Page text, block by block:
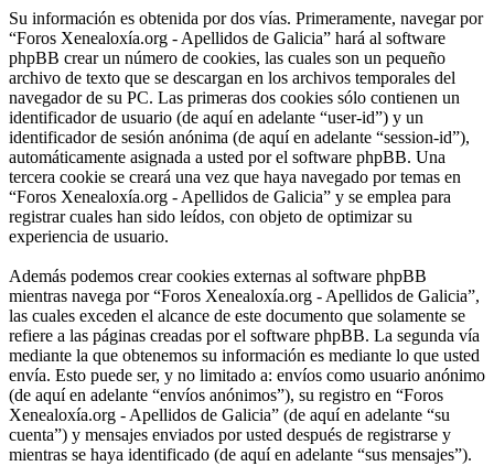
Su información es obtenida por dos vías. Primeramente, navegar por
“Foros Xenealoxía.org - Apellidos de Galicia” hará al software
phpBB crear un número de cookies, las cuales son un pequeño
archivo de texto que se descargan en los archivos temporales del
navegador de su PC. Las primeras dos cookies sólo contienen un
identificador de usuario (de aquí en adelante “user-id”) y un
identificador de sesión anónima (de aquí en adelante “session-id”),
automáticamente asignada a usted por el software phpBB. Una
tercera cookie se creará una vez que haya navegado por temas en
“Foros Xenealoxía.org - Apellidos de Galicia” y se emplea para
registrar cuales han sido leídos, con objeto de optimizar su
experiencia de usuario.
Además podemos crear cookies externas al software phpBB
mientras navega por “Foros Xenealoxía.org - Apellidos de Galicia”,
las cuales exceden el alcance de este documento que solamente se
refiere a las páginas creadas por el software phpBB. La segunda vía
mediante la que obtenemos su información es mediante lo que usted
envía. Esto puede ser, y no limitado a: envíos como usuario anónimo
(de aquí en adelante “envíos anónimos”), su registro en “Foros
Xenealoxía.org - Apellidos de Galicia” (de aquí en adelante “su
cuenta”) y mensajes enviados por usted después de registrarse y
mientras se haya identificado (de aquí en adelante “sus mensajes”).